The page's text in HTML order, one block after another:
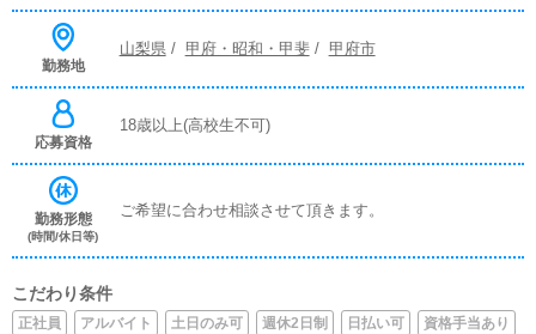
勤務地
山梨県/ 甲府・昭和・甲斐/ 甲府市
応募資格
18歳以上(高校生不可)
勤務形態
(時間/休日等)
ご希望に合わせ相談させて頂きます。
こだわり条件
正社員 アルバイト 土日のみ可 週休2日制 日払い可
資格手当あり